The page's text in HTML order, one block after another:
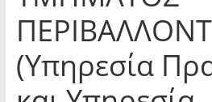
(Υπηρεσία